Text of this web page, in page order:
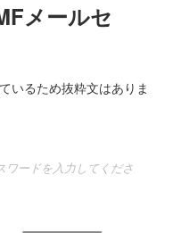
メールセ
いるため抜粋文はありま
ワードを入力してくださ